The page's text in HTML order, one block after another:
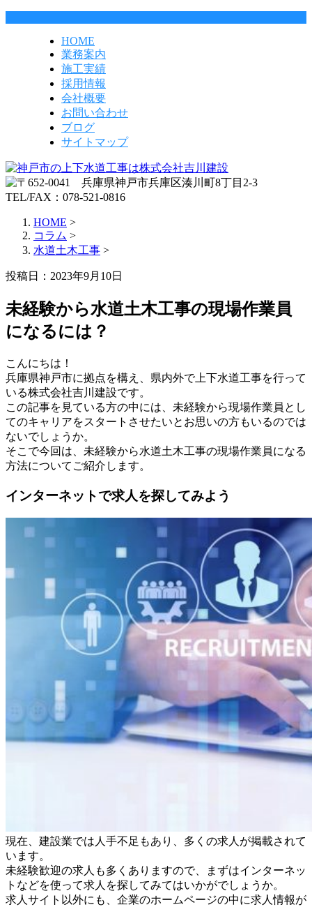
HOME
業務案内
施工実績
採用情報
会社概要
お問い合わせ
ブログ
サイトマップ
HOME >
コラム >
水道土木工事 >
投稿日：2023年9月10日
未経験から水道土木工事の現場作業員
になるには？
こんにちは！
兵庫県神戸市に拠点を構え、県内外で上下水道工事を行って
いる株式会社吉川建設です。
この記事を見ている方の中には、未経験から現場作業員とし
てのキャリアをスタートさせたいとお思いの方もいるのでは
ないでしょうか。
そこで今回は、未経験から水道土木工事の現場作業員になる
方法についてご紹介します。
インターネットで求人を探してみよう
現在、建設業では人手不足もあり、多くの求人が掲載されて
います。
未経験歓迎の求人も多くありますので、まずはインターネッ
トなどを使って求人を探してみてはいかがでしょうか。
求人サイト以外にも、企業のホームページの中に求人情報が